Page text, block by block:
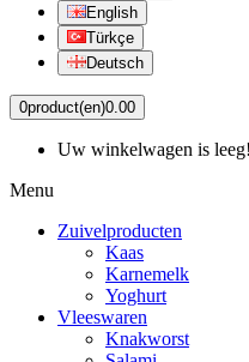
English
Türkçe
Deutsch
0product(en)0.00
Uw winkelwagen is leeg!
Menu
Zuivelproducten
Kaas
Karnemelk
Yoghurt
Vleeswaren
Knakworst